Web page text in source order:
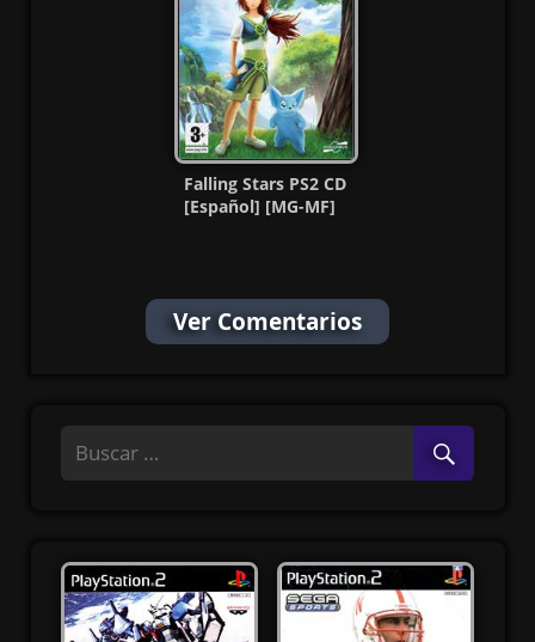
Falling Stars PS2 CD
[Español] [MG-MF]
Ver Comentarios